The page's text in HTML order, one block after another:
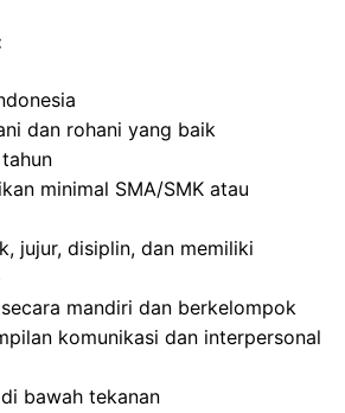
dan rohani yang baik
minimal SMA/SMK atau
jujur, disiplin, dan memiliki
mandiri dan berkelompok
komunikasi dan interpersonal
bawah tekanan